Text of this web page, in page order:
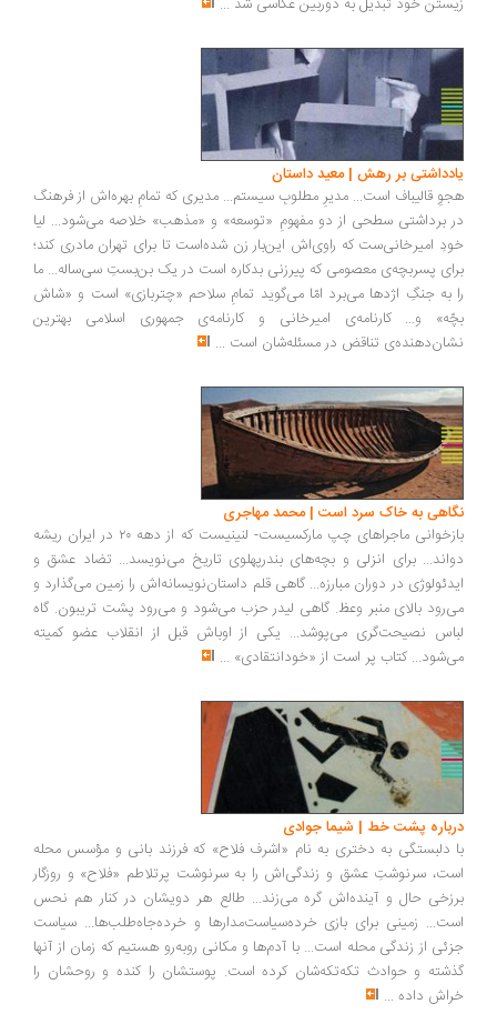
یادداشتی بر رهش | معید داستان
هجوِ قالیباف است... مدیرِ مطلوبِ سیستم... مدیری که تمامِ بهره‌اش از فرهنگ
در برداشتی سطحی از دو مفهومِ «توسعه» و «مذهب» خلاصه می‌شود... لیا
خودِ امیرخانی‌ست که راوی‌اش این‌بار زن شده‌است تا برای تهران مادری کند؛
برای پسربچه‌ی معصومی که پیرزنی بدکاره است در یک بن‌بستِ سی‌ساله... ما
را به جنگِ اژدها می‌برد امّا می‌گوید تمامِ سلاحم «چتربازی» است و «شاش
بچّه» و... کارنامه‌ی امیرخانی و کارنامه‌ی جمهوری اسلامی بهترین
نشان‌دهنده‌ی تناقض در مسئله‌شان است ...
نگاهی به خاک سرد است | محمد مهاجری
بازخوانی ماجراهای چپ مارکسیست- لنینیست که از دهه ۲۰ در ایران ریشه
دواند... برای انزلی و بچه‌های بندرپهلوی تاریخ می‌نویسد... تضاد عشق و
ایدئولوژی در دوران مبارزه... گاهی قلم داستان‌نویسانه‌اش را زمین می‌گذارد و
می‌رود بالای منبر وعظ. گاهی لیدر حزب می‌شود و می‌رود پشت تریبون. گاه
لباس نصیحت‌گری می‌پوشد... یکی از اوباش قبل از انقلاب عضو کمیته
می‌شود... کتاب پر است از «خودانتقادی» ...
درباره پشت خط | شیما جوادی
با دلبستگی به دختری به‌ نام «اشرف فلاح» که فرزند بانی و مؤسس محله
است، سرنوشتِ عشق و زندگی‌اش را به سرنوشت پرتلاطم «فلاح» و روزگار
برزخی حال و آینده‌اش گره می‌زند... طالع هر دویشان در کنار هم نحس
است... زمینی برای بازی خرده‌سیاست‌مدارها و خرده‌جاه‌طلب‌ها... سیاست
جزئی از زندگی محله است... با آدم‌ها و مکانی روبه‌رو هستیم که زمان از آنها
گذشته و حوادث تکه‌تکه‌شان کرده است. پوستشان را کنده و روحشان را
خراش داده ...